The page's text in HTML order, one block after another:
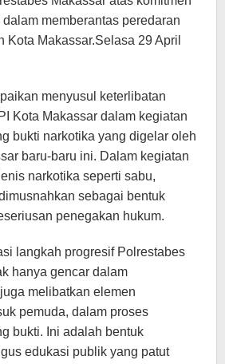
memberantas peredaran
Kota Makassar.Selasa 29 April
menyusul keterlibatan
Kota Makassar dalam kegiatan
bukti narkotika yang digelar oleh
baru-baru ini. Dalam kegiatan
narkotika seperti sabu,
sebagai bentuk
penegakan hukum.
langkah progresif Polrestabes
hanya gencar dalam
melibatkan elemen
pemuda, dalam proses
bukti. Ini adalah bentuk
edukasi publik yang patut